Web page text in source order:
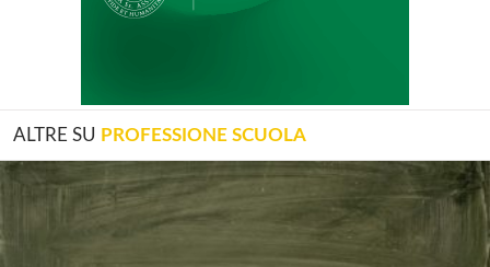
ALTRE SU PROFESSIONE SCUOLA